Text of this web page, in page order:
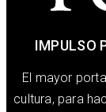
IMPULSO
El mayor
cultura, para